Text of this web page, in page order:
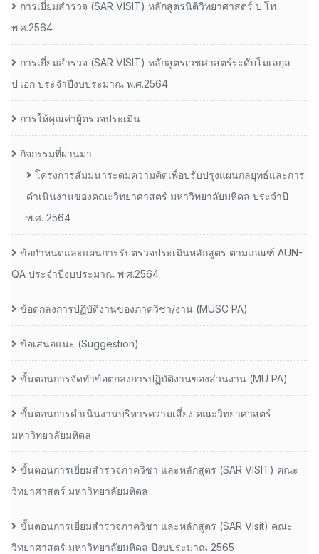
การเยี่ยมสํารวจ (SAR VISIT) หลักสูตรนิติวิทยาศาสตร์ ป.โท
พ.ศ.2564
การเยี่ยมสํารวจ (SAR VISIT) หลักสูตรเวชศาสตร์ระดับโมเลกุล
ป.เอก ประจําปีงบประมาณ พ.ศ.2564
การให้คุณค่าผู้ตรวจประเมิน
กิจกรรมที่ผ่านมา
โครงการสัมมนาระดมความคิดเพื่อปรับปรุงแผนกลยุทธ์และการ
ดำเนินงานของคณะวิทยาศาสตร์ มหาวิทยาลัยมหิดล ประจำปี
พ.ศ. 2564
ข้อกำหนดและแผนการรับตรวจประเมินหลักสูตร ตามเกณฑ์ AUN-
QA ประจำปีงบประมาณ พ.ศ.2564
ข้อตกลงการปฏิบัติงานของภาควิชา/งาน (MUSC PA)
ข้อเสนอแนะ (Suggestion)
ขั้นตอนการจัดทำข้อตกลงการปฏิบัติงานของส่วนงาน (MU PA)
ขั้นตอนการดำเนินงานบริหารความเสี่ยง คณะวิทยาศาสตร์
มหาวิทยาลัยมหิดล
ขั้นตอนการเยี่ยมสำรวจภาควิชา และหลักสูตร (SAR VISIT) คณะ
วิทยาศาสตร์ มหาวิทยาลัยมหิดล
ขั้นตอนการเยี่ยมสำรวจภาควิชา และหลักสูตร (SAR Visit) คณะ
วิทยาศาสตร์ มหาวิทยาลัยมหิดล ปีงบประมาณ 2565